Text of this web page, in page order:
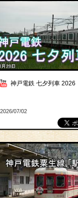
神戸電鉄 七夕列車 2026
2026/07/02